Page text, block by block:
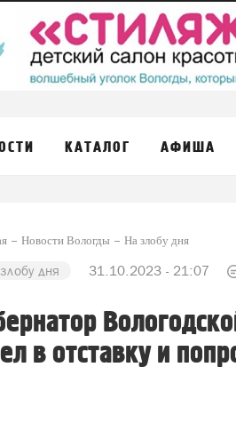
КАТАЛОГ АФИША
Новости Вологды На злобу дня
дня 31.10.2023 - 21:07
в отставку и